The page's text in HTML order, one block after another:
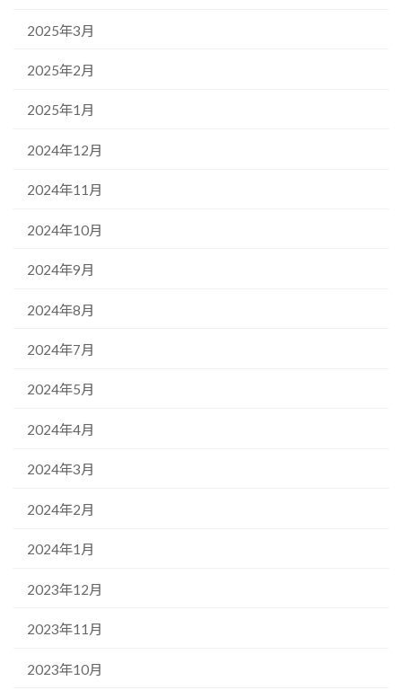
2025年3月
2025年2月
2025年1月
2024年12月
2024年11月
2024年10月
2024年9月
2024年8月
2024年7月
2024年5月
2024年4月
2024年3月
2024年2月
2024年1月
2023年12月
2023年11月
2023年10月